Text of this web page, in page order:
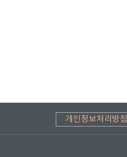
개인정보처리방침